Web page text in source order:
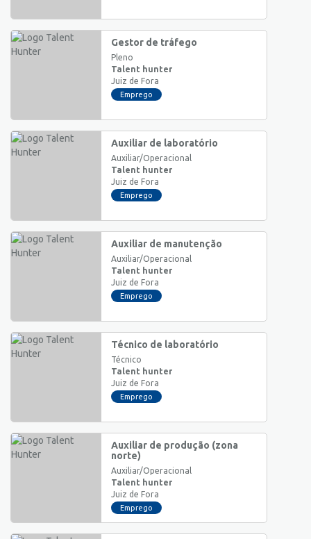
Gestor de tráfego
Pleno
Talent hunter
Juiz de Fora
Emprego
Auxiliar de laboratório
Auxiliar/Operacional
Talent hunter
Juiz de Fora
Emprego
Auxiliar de manutenção
Auxiliar/Operacional
Talent hunter
Juiz de Fora
Emprego
Técnico de laboratório
Técnico
Talent hunter
Juiz de Fora
Emprego
Auxiliar de produção (zona
norte)
Auxiliar/Operacional
Talent hunter
Juiz de Fora
Emprego